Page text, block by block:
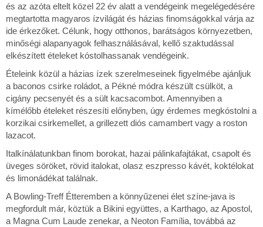
és az azóta eltelt közel 22 év alatt a vendégeink megelégedésére
megtartotta magyaros ízvilágát és házias finomságokkal várja az
ide érkezőket. Célunk, hogy otthonos, barátságos környezetben,
minőségi alapanyagok felhasználásával, kellő szaktudással
elkészített ételeket kóstolhassanak vendégeink.
Ételeink közül a házias ízek szerelmeseinek figyelmébe ajánljuk
a baconos csirke roládot, a Pékné módra készült csülköt, a
cigány pecsenyét és a sült kacsacombot. Amennyiben a
kímélőbb ételeket részesíti előnyben, úgy érdemes megkóstolni a
korzikai csirkemellet, a grillezett diós camambert vagy a roston
lazacot.
Italkínálatunkban finom borokat, hazai pálinkafajtákat, csapolt és
üveges söröket, rövid italokat, olasz eszpresso kávét, koktélokat
és limonádékat találnak.
A Bowling-Treff Étteremben a könnyűzenei élet színe-java is
megfordult már, köztük a Bikini együttes, a Karthago, az Apostol,
a Magna Cum Laude zenekar, a Neoton Família, továbbá az